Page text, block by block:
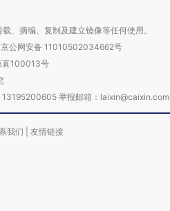
、摘编、复制及建立镜像等任何使用。
京公网安备 11010502034662号
直100013号
举报邮箱：laixin@caixin.com
我们 友情链接